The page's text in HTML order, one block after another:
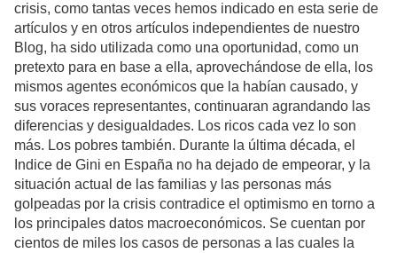
crisis, como tantas veces hemos indicado en esta serie de
artículos y en otros artículos independientes de nuestro
Blog, ha sido utilizada como una oportunidad, como un
pretexto para en base a ella, aprovechándose de ella, los
mismos agentes económicos que la habían causado, y
sus voraces representantes, continuaran agrandando las
diferencias y desigualdades. Los ricos cada vez lo son
más. Los pobres también. Durante la última década, el
Indice de Gini en España no ha dejado de empeorar, y la
situación actual de las familias y las personas más
golpeadas por la crisis contradice el optimismo en torno a
los principales datos macroeconómicos. Se cuentan por
cientos de miles los casos de personas a las cuales la